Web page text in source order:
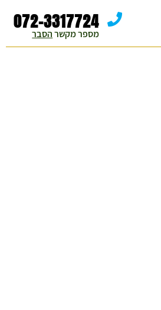
072-3317724
מספר מקשר הסבר